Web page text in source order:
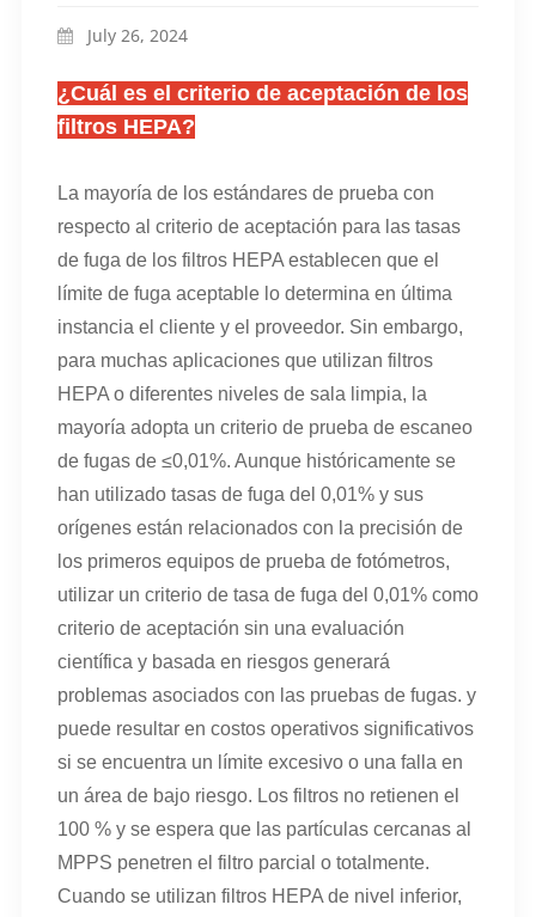
July 26, 2024
¿Cuál es el criterio de aceptación de los
filtros HEPA?
La mayoría de los estándares de prueba con
respecto al criterio de aceptación para las tasas
de fuga de los filtros HEPA establecen que el
límite de fuga aceptable lo determina en última
instancia el cliente y el proveedor. Sin embargo,
para muchas aplicaciones que utilizan filtros
HEPA o diferentes niveles de sala limpia, la
mayoría adopta un criterio de prueba de escaneo
de fugas de ≤0,01%. Aunque históricamente se
han utilizado tasas de fuga del 0,01% y sus
orígenes están relacionados con la precisión de
los primeros equipos de prueba de fotómetros,
utilizar un criterio de tasa de fuga del 0,01% como
criterio de aceptación sin una evaluación
científica y basada en riesgos generará
problemas asociados con las pruebas de fugas. y
puede resultar en costos operativos significativos
si se encuentra un límite excesivo o una falla en
un área de bajo riesgo. Los filtros no retienen el
100 % y se espera que las partículas cercanas al
MPPS penetren el filtro parcial o totalmente.
Cuando se utilizan filtros HEPA de nivel inferior,